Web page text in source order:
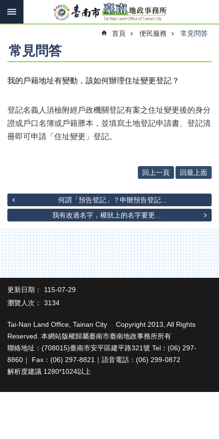
跳到主要內容區塊
搜
搜
尋
快
報
機
上
申
辦
與
查
詢
便
服
務
民
交
流
下
專
首頁 便民服務 常見問答
常見問答
我的戶籍地址有變動，該如何辦理住址變更登記？
登記名義人須檢附經戶政機關登記有案之住址變更後的身分
證或戶口名簿或戶籍謄本，並填寫土地登記申請書、登記清
冊即可申請「住址變更」登記。
回上一頁 回最上面
何謂「預告登記」？申辦預告登記...
我有改過名字，權狀上的名字要更...
更新日期：
115-07-29
瀏覽人次：
3134
Tai-Nan Land Office, Tainan City Copyright 2013, All Rights
Reserved. 本網站版權歸屬臺南市臺南地政事務所所有
聯絡地址：(708015)臺南市安平區建平路321號 Tel：(06) 297-
8860｜ Fax：(06) 297-8821｜語音電話：(06) 299-0872
解析度建議 1280*1024以上